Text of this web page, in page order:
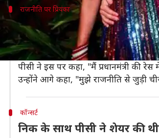
राजनीति पर प्रियंका
मैं बनना चाहूंगी प्रधानमंत्री-
हाल ही में संडे टाइम्स से प्रियंका ने बात की।
इस दौरान पीसी से राजनीति से जुड़े कुछ
पीसी ने इस पर कहा, "मैं प्रधानमंत्री की
उन्होंने आगे कहा, "मुझे राजनीति से जुड़ी
कॉन्सर्ट
निक के साथ पीसी ने शेयर की थी